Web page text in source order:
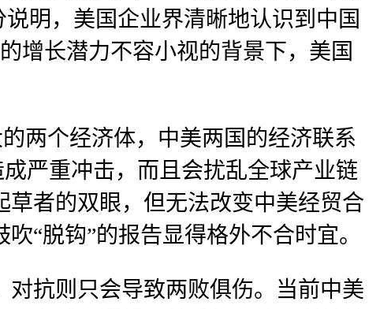
明，美国企业界清晰地认识到中国
增长潜力不容小视的背景下，美国
两个经济体，中美两国的经济联系
严重冲击，而且会扰乱全球产业链
者的双眼，但无法改变中美经贸合
“脱钩”的报告显得格外不合时宜。
抗则只会导致两败俱伤。当前中美